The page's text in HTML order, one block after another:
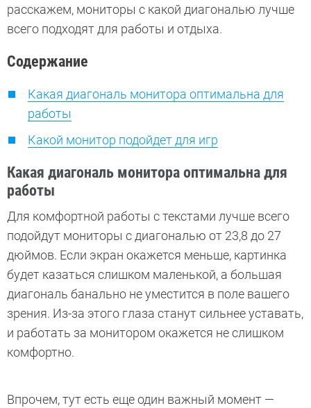
расскажем, мониторы с какой диагональю лучше
всего подходят для работы и отдыха.
Содержание
Какая диагональ монитора оптимальна для
работы
Какой монитор подойдет для игр
Какая диагональ монитора оптимальна для
работы
Для комфортной работы с текстами лучше всего
подойдут мониторы с диагональю от 23,8 до 27
дюймов. Если экран окажется меньше, картинка
будет казаться слишком маленькой, а большая
диагональ банально не уместится в поле вашего
зрения. Из-за этого глаза станут сильнее уставать,
и работать за монитором окажется не слишком
комфортно.
Впрочем, тут есть еще один важный момент —